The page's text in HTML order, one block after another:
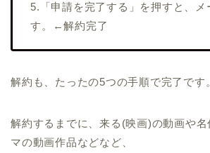
5.「申請を完了する」を押すと、メ
す。←解約完了
解約も、たったの5つの手順で完了です。
解約するまでに、来る(映画)の動画や名
マの動画作品などなど、